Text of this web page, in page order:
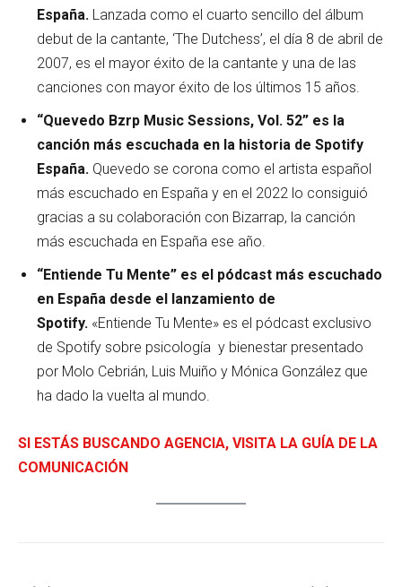
España. Lanzada como el cuarto sencillo del álbum
debut de la cantante, ‘The Dutchess’, el día 8 de abril de
2007, es el mayor éxito de la cantante y una de las
canciones con mayor éxito de los últimos 15 años.
“Quevedo Bzrp Music Sessions, Vol. 52” es la
canción más escuchada en la historia de Spotify
España. Quevedo se corona como el artista español
más escuchado en España y en el 2022 lo consiguió
gracias a su colaboración con Bizarrap, la canción
más escuchada en España ese año.
“Entiende Tu Mente” es el pódcast más escuchado
en España desde el lanzamiento de
Spotify. «Entiende Tu Mente» es el pódcast exclusivo
de Spotify sobre psicología y bienestar presentado
por Molo Cebrián, Luis Muiño y Mónica González que
ha dado la vuelta al mundo.
SI ESTÁS BUSCANDO AGENCIA, VISITA LA GUÍA DE LA
COMUNICACIÓN